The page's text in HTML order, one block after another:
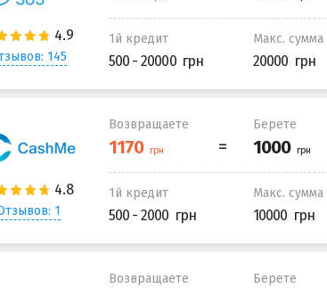
145
1й кредит
500 - 20000
Макс. сумма
20000
1
Возвращаете Берете
1й кредит
500 - 2000
Макс. сумма
10000
Возвращаете Берете